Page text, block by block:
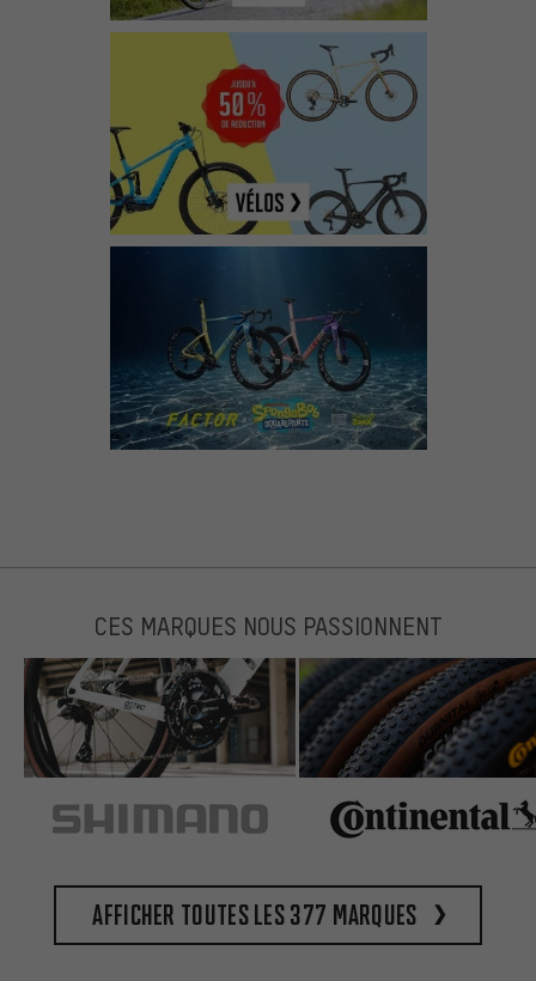
CES MARQUES NOUS PASSIONNENT
Afficher toutes les 377 marques